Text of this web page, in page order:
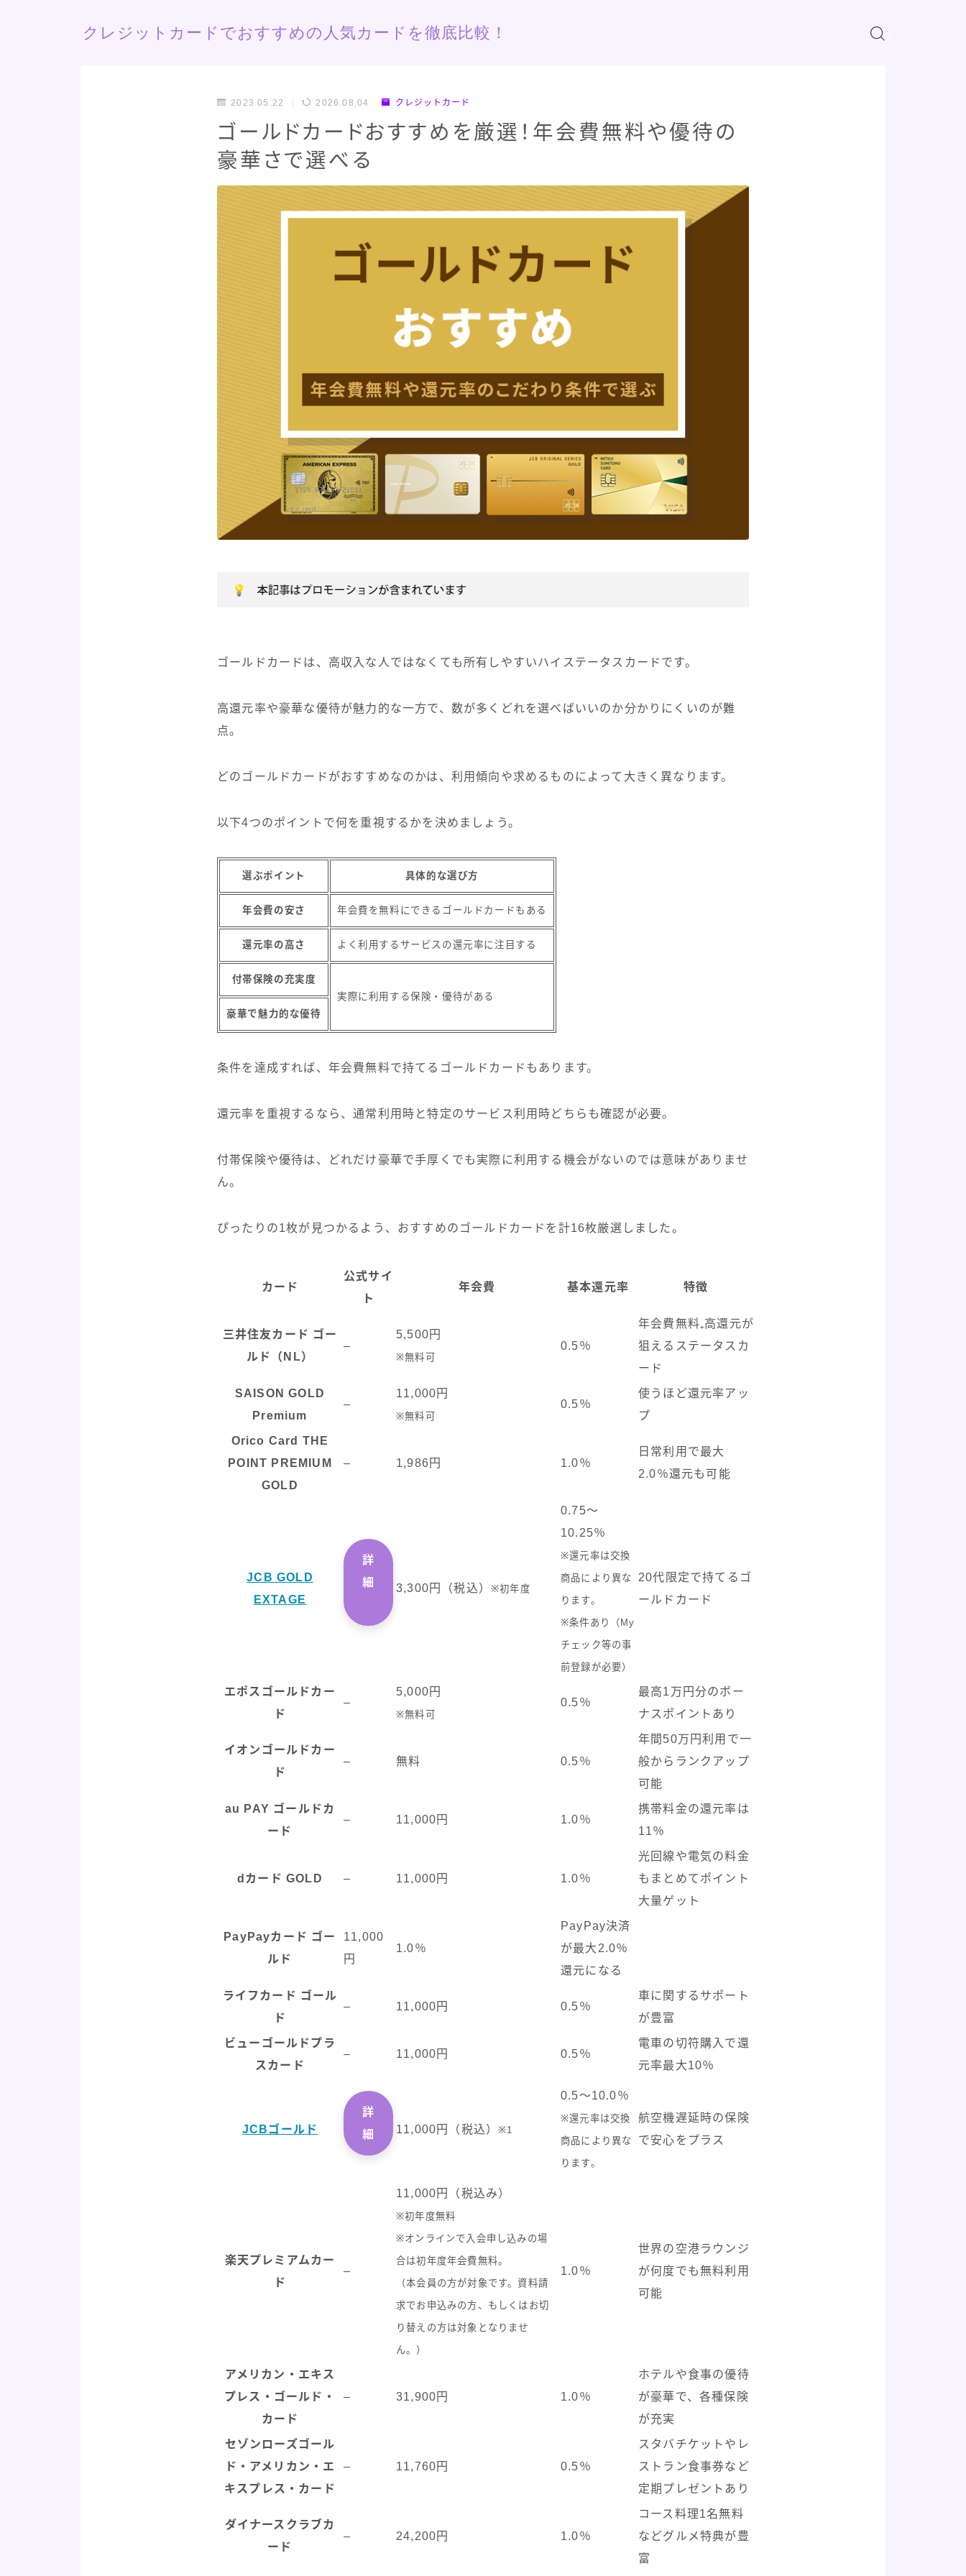
クレジットカードでおすすめの人気カードを徹底比較！
2023.05.22 2026.08.04 クレジットカード
ゴールドカードおすすめを厳選！年会費無料や優待の
豪華さで選べる
ゴールドカードは、高収入な人ではなくても所有しやすいハイステータスカードです。
高還元率や豪華な優待が魅力的な一方で、数が多くどれを選べばいいのか分かりにくいのが難
点。
どのゴールドカードがおすすめなのかは、利用傾向や求めるものによって大きく異なります。
以下4つのポイントで何を重視するかを決めましょう。
選ぶポイント 具体的な選び方
年会費の安さ 年会費を無料にできるゴールドカードもある
還元率の高さ よく利用するサービスの還元率に注目する
付帯保険の充実度
実際に利用する保険・優待がある
豪華で魅力的な優待
条件を達成すれば、年会費無料で持てるゴールドカードもあります。
還元率を重視するなら、通常利用時と特定のサービス利用時どちらも確認が必要。
付帯保険や優待は、どれだけ豪華で手厚くでも実際に利用する機会がないのでは意味がありませ
ん。
ぴったりの1枚が見つかるよう、おすすめのゴールドカードを計16枚厳選しました。
カード
公式サイ
ト
年会費 基本還元率 特徴
三井住友カード ゴー
ルド（NL）
–
5,500円
※無料可
0.5％
年会費無料₊高還元が
狙えるステータスカ
ード
SAISON GOLD
Premium
–
11,000円
※無料可
0.5％
使うほど還元率アッ
プ
Orico Card THE
POINT PREMIUM
GOLD
– 1,986円 1.0％
日常利用で最大
2.0％還元も可能
JCB GOLD
EXTAGE
詳
細
3,300円（税込） ※初年度
0.75～
10.25％
※還元率は交換
商品により異な
ります。
※条件あり（My
チェック等の事
前登録が必要）
20代限定で持てるゴ
ールドカード
エポスゴールドカー
ド
–
5,000円
※無料可
0.5％
最高1万円分のボー
ナスポイントあり
イオンゴールドカー
ド
– 無料 0.5％
年間50万円利用で一
般からランクアップ
可能
au PAY ゴールドカ
ード
– 11,000円 1.0％
携帯料金の還元率は
11％
dカード GOLD – 11,000円 1.0％
光回線や電気の料金
もまとめてポイント
大量ゲット
PayPayカード ゴー
ルド
11,000
円
1.0％
PayPay決済
が最大2.0％
還元になる
ライフカード ゴール
ド
– 11,000円 0.5％
車に関するサポート
が豊富
ビューゴールドプラ
スカード
– 11,000円 0.5％
電車の切符購入で還
元率最大10％
JCBゴールド
詳
細
11,000円（税込）※1
0.5～10.0％
※還元率は交換
商品により異な
ります。
航空機遅延時の保険
で安心をプラス
楽天プレミアムカー
ド
–
11,000円（税込み）
※初年度無料
※オンラインで入会申し込みの場
合は初年度年会費無料。
（本会員の方が対象です。資料請
求でお申込みの方、もしくはお切
り替えの方は対象となりませ
ん。）
1.0％
世界の空港ラウンジ
が何度でも無料利用
可能
アメリカン・エキス
プレス・ゴールド・
カード
– 31,900円 1.0％
ホテルや食事の優待
が豪華で、各種保険
が充実
セゾンローズゴール
ド・アメリカン・エ
キスプレス・カード
– 11,760円 0.5％
スタバチケットやレ
ストラン食事券など
定期プレゼントあり
ダイナースクラブカ
ード
– 24,200円 1.0％
コース料理1名無料
などグルメ特典が豊
富